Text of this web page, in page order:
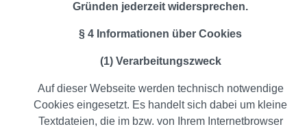
Gründen jederzeit widersprechen.
§ 4 Informationen über Cookies
(1) Verarbeitungszweck
Auf dieser Webseite werden technisch notwendige
Cookies eingesetzt. Es handelt sich dabei um kleine
Textdateien, die im bzw. von Ihrem Internetbrowser